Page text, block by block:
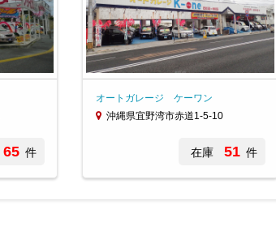
65 件
オートガレージ ケーワン
沖縄県宜野湾市赤道1-5-10
在庫 51 件